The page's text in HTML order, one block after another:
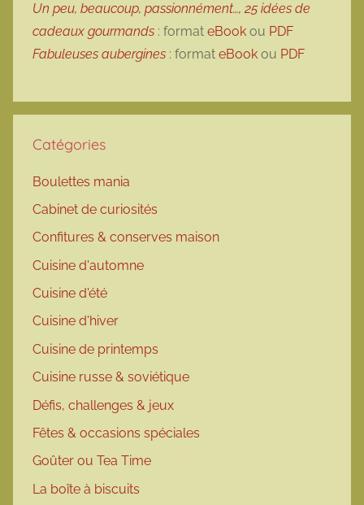
Un peu, beaucoup, passionnément…, 25 idées de
cadeaux gourmands : format eBook ou PDF
Fabuleuses aubergines : format eBook ou PDF
Catégories
Boulettes mania
Cabinet de curiosités
Confitures & conserves maison
Cuisine d'automne
Cuisine d'été
Cuisine d'hiver
Cuisine de printemps
Cuisine russe & soviétique
Défis, challenges & jeux
Fêtes & occasions spéciales
Goûter ou Tea Time
La boîte à biscuits